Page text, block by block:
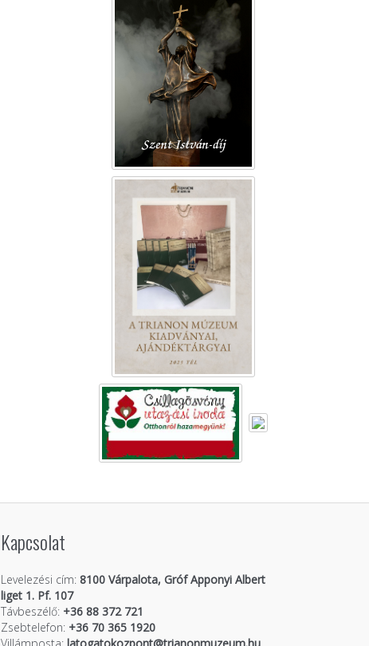
Kapcsolat
Levelezési cím: 8100 Várpalota, Gróf Apponyi Albert
liget 1. Pf. 107
Távbeszélő: +36 88 372 721
Zsebtelefon: +36 70 365 1920